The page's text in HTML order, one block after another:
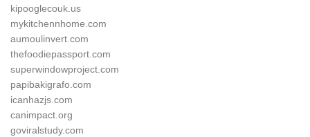
kipooglecouk.us
mykitchennhome.com
aumoulinvert.com
thefoodiepassport.com
superwindowproject.com
papibakigrafo.com
icanhazjs.com
canimpact.org
goviralstudy.com